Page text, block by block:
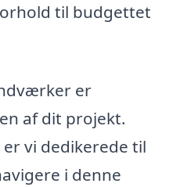
til budgettet
er
af dit projekt.
vi dedikerede til
i denne